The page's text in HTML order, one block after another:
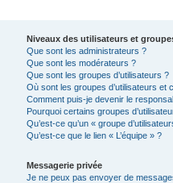
Niveaux des utilisateurs et
Que sont les administrateurs ?
Que sont les modérateurs ?
Que sont les groupes d’utilisateurs ?
Où sont les groupes d’utilisateurs et
Comment puis-je devenir le
Pourquoi certains groupes
Qu’est-ce qu’un « groupe
Qu’est-ce que le lien « L’équipe » ?
Messagerie privée
Je ne peux pas envoyer de